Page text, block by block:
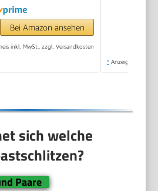
Bei Amazon ansehen
inkl. MwSt., zzgl. Versandkosten
* Anzeige
sich welche
Paare